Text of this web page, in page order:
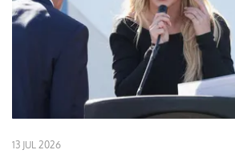
13 JUL 2026